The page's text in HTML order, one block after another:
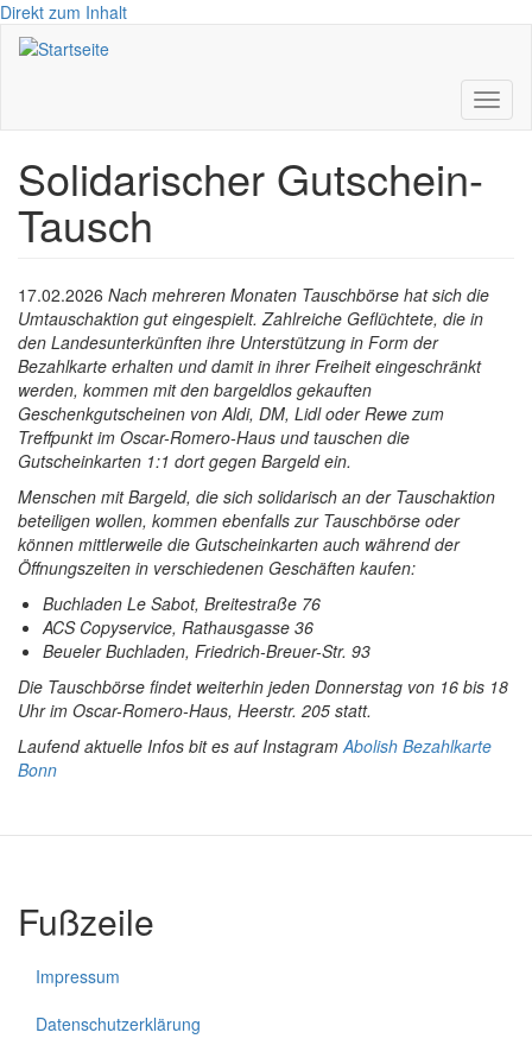
Direkt zum Inhalt
Solidarischer Gutschein-
Tausch
17.02.2026 Nach mehreren Monaten Tauschbörse hat sich die
Umtauschaktion gut eingespielt. Zahlreiche Geflüchtete, die in
den Landesunterkünften ihre Unterstützung in Form der
Bezahlkarte erhalten und damit in ihrer Freiheit eingeschränkt
werden, kommen mit den bargeldlos gekauften
Geschenkgutscheinen von Aldi, DM, Lidl oder Rewe zum
Treffpunkt im Oscar-Romero-Haus und tauschen die
Gutscheinkarten 1:1 dort gegen Bargeld ein.
Menschen mit Bargeld, die sich solidarisch an der Tauschaktion
beteiligen wollen, kommen ebenfalls zur Tauschbörse oder
können mittlerweile die Gutscheinkarten auch während der
Öffnungszeiten in verschiedenen Geschäften kaufen:
Buchladen Le Sabot, Breitestraße 76
ACS Copyservice, Rathausgasse 36
Beueler Buchladen, Friedrich-Breuer-Str. 93
Die Tauschbörse findet weiterhin jeden Donnerstag von 16 bis 18
Uhrim Oscar-Romero-Haus, Heerstr. 205 statt.
Laufend aktuelle Infos bit es auf InstagramAbolish Bezahlkarte
Bonn
Fußzeile
Impressum
Datenschutzerklärung